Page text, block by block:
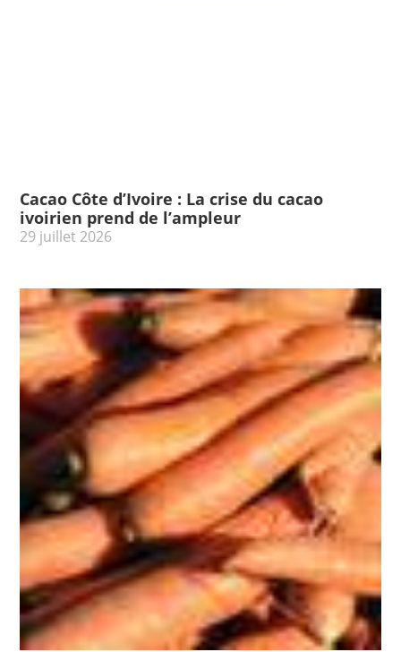
Cacao Côte d’Ivoire : La crise du cacao
ivoirien prend de l’ampleur
29 juillet 2026